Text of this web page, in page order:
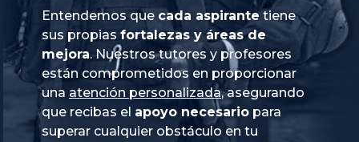
Entendemos que cada aspirante tiene
sus propias fortalezas y áreas de
mejora. Nuestros tutores y profesores
están comprometidos en proporcionar
una atención personalizada, asegurando
que recibas el apoyo necesario para
superar cualquier obstáculo en tu